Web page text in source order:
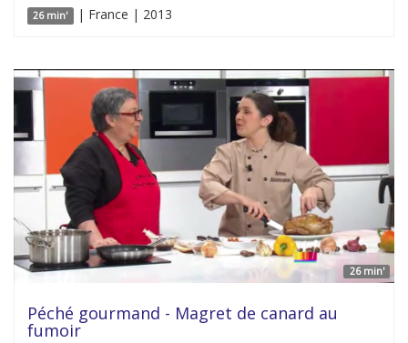
26 min' | France | 2013
26 min'
Péché gourmand - Magret de canard au
fumoir